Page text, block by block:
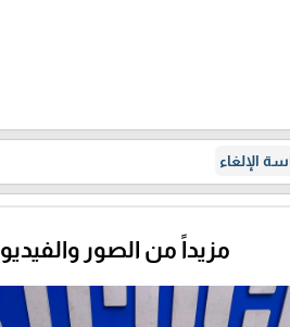
الإلغاء
مزيداً من الصور والفيديو